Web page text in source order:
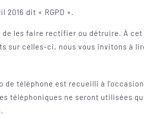
2016 dit « RGPD ».
les faire rectifier ou détruire. À
sur celles-ci, nous vous invitons à
téléphone est recueilli à
téléphoniques ne seront utilisées